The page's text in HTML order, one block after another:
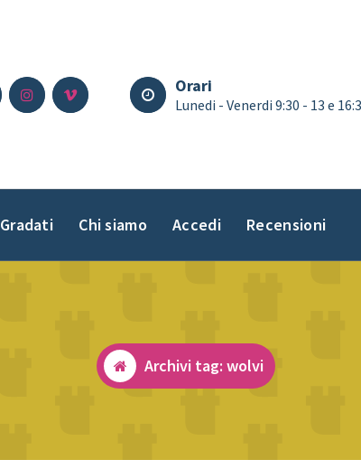
Orari
Lunedi - Venerdi 9:30 - 13 e
Gradati Chi siamo Accedi Recensioni
Archivi tag: wolvi